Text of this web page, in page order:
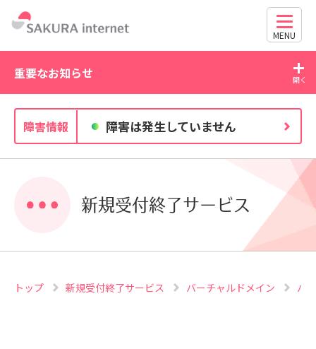
MENU
重要なお知らせ
限と更新方法に関す
2026/07/21
WordPress の脆弱性にご注意くださ
障害情報 障害は発生していません
新規受付終了サービス
トップ 新規受付終了サービス バーチャルドメイン バ